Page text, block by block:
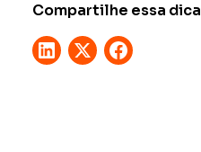
Compartilhe essa dica